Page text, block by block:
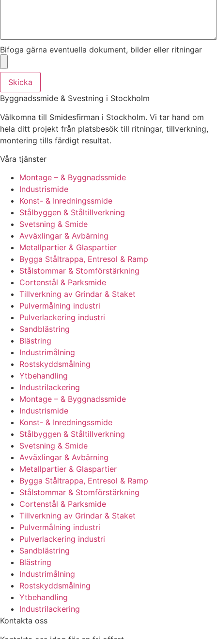
Bifoga gärna eventuella dokument, bilder eller ritningar
Skicka
Byggnadssmide & Svestning i Stockholm
Välkomna till Smidesfirman i Stockholm. Vi tar hand om
hela ditt projekt från platsbesök till ritningar, tillverkning,
montering tills färdigt resultat.
Våra tjänster
Montage – & Byggnadssmide
Industrismide
Konst- & Inredningssmide
Stålbyggen & Ståltillverkning
Svetsning & Smide
Avväxlingar & Avbärning
Metallpartier & Glaspartier
Bygga Ståltrappa, Entresol & Ramp
Stålstommar & Stomförstärkning
Cortenstål & Parksmide
Tillverkning av Grindar & Staket
Pulvermålning industri
Pulverlackering industri
Sandblästring
Blästring
Industrimålning
Rostskyddsmålning
Ytbehandling
Industrilackering
Montage – & Byggnadssmide
Industrismide
Konst- & Inredningssmide
Stålbyggen & Ståltillverkning
Svetsning & Smide
Avväxlingar & Avbärning
Metallpartier & Glaspartier
Bygga Ståltrappa, Entresol & Ramp
Stålstommar & Stomförstärkning
Cortenstål & Parksmide
Tillverkning av Grindar & Staket
Pulvermålning industri
Pulverlackering industri
Sandblästring
Blästring
Industrimålning
Rostskyddsmålning
Ytbehandling
Industrilackering
Kontakta oss